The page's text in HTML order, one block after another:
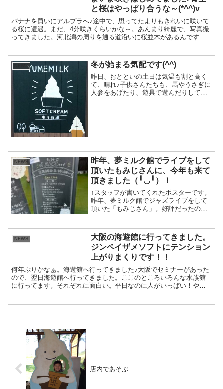
と桜はやっぱり合うな～(*^^)v
バナナを買いにアルプラへ♪途中で、思ってたよりもきれいに咲いて
る桜に遭遇。まだ、4分咲きくらいかな～。あんまり綺麗で、写真撮
ってきました。河北潟の周りを通る道沿いに桜並木があるんです
NEWS 冬が始まる気配です(^^)
昨日、おとといの土日は気温も割と高く
て、晴れ♪子供さんたちも、馬やうさぎに
人参をあげたり、遊具で遊んだりしてま
NEWS
昨年、夢ミルク館でライブをして
頂いたもみじさんに、今年も来て
頂きました（╹◡╹）！
↑スタッフが書いてくれたポスターです。
昨年、夢ミルク館でジャズライブをして
頂いた「もみじさん」。好評だったの
き、お願いしました♪お客さまも楽しんで
くれているようで、ライ...
NEWS
大阪の海遊館に行ってきました。
ジンベイザメソフトにテンション
上がりまくりです！！
何年ぶりかなぁ。海遊館へ行ってきました♪大阪でセミナーがあった
ので、翌日海遊館へ行ってきました。ここのところいろんな水族館
に行ってます。それぞれに面白い。平日なのに人がいっぱい！やっ
店内であそぶ